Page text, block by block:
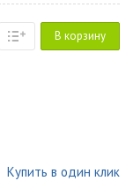
В корзину
Купить в один клик